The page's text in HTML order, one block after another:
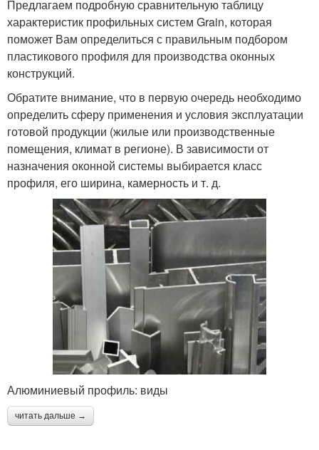
Предлагаем подробную сравнительную таблицу
характеристик профильных систем Grain, которая
поможет Вам определиться с правильным подбором
пластикового профиля для производства оконных
конструкций.
Обратите внимание, что в первую очередь необходимо
определить сферу применения и условия эксплуатации
готовой продукции (жилые или производственные
помещения, климат в регионе). В зависимости от
назначения оконной системы выбирается класс
профиля, его ширина, камерность и т. д.
Алюминиевый профиль: виды
читать дальше →